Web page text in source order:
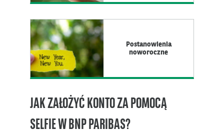
Postanowienia
noworoczne
JAK ZAŁOŻYĆ KONTO ZA POMOCĄ
SELFIE W BNP PARIBAS?